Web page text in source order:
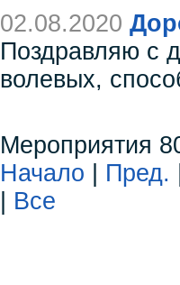
02.08.2020
Поздравляю с
волевых,
Мероприятия
Начало
Пред.
Все